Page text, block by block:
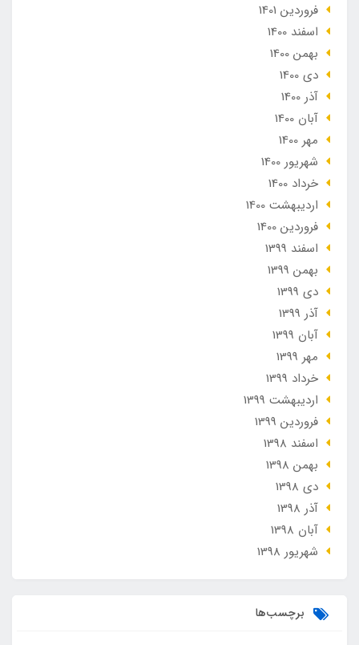
فروردین 1401
اسفند 1400
بهمن 1400
دی 1400
آذر 1400
آبان 1400
مهر 1400
شهریور 1400
خرداد 1400
ارديبهشت 1400
فروردین 1400
اسفند 1399
بهمن 1399
دی 1399
آذر 1399
آبان 1399
مهر 1399
خرداد 1399
ارديبهشت 1399
فروردین 1399
اسفند 1398
بهمن 1398
دی 1398
آذر 1398
آبان 1398
شهریور 1398
برچسب‌ها